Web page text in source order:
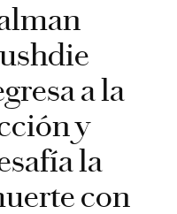
a la
y
la
con